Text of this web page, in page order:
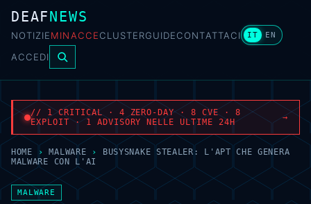
DEAFNEWS
NOTIZIEMINACCECLUSTERGUIDECONTATTACI IT EN
ACCEDI
// 1 CRITICAL · 4 ZERO-DAY · 8 CVE · 8
EXPLOIT · 1 ADVISORY NELLE ULTIME 24H
→
HOME › MALWARE ›
BUSYSNAKE STEALER: L'APT CHE GENERA
MALWARE CON L'AI
MALWARE